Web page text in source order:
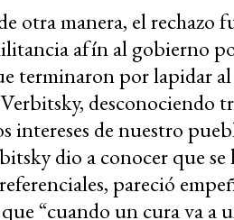
otra manera, el rechazo
afín al gobierno
terminaron por lapidar
desconociendo
intereses de nuestro
dio a conocer que
pareció
“cuando un cura va a